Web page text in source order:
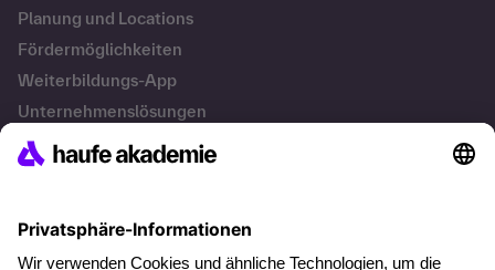
Planung und Locations
Fördermöglichkeiten
Weiterbildungs-App
Unternehmenslösungen
Potenzialanalyse
Coaching
Kontakt & Support
Kontakt